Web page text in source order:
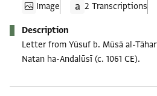
Image
2 Transcriptions
Description
Letter from Yūsuf b. Mūsā al-
Natan ha-Andalūsī (c. 1061 CE).